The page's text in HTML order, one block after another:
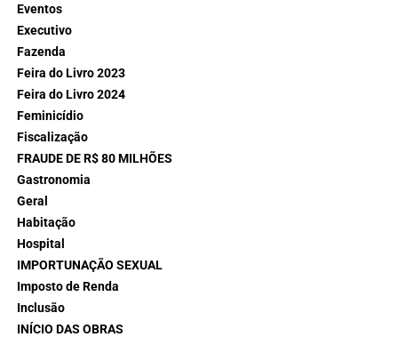
Eventos
Executivo
Fazenda
Feira do Livro 2023
Feira do Livro 2024
Feminicídio
Fiscalização
FRAUDE DE R$ 80 MILHÕES
Gastronomia
Geral
Habitação
Hospital
IMPORTUNAÇÃO SEXUAL
Imposto de Renda
Inclusão
INÍCIO DAS OBRAS